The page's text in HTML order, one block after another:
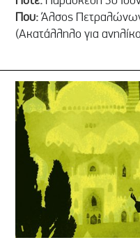
Που:Άλσος
(Ακατάλληλο για